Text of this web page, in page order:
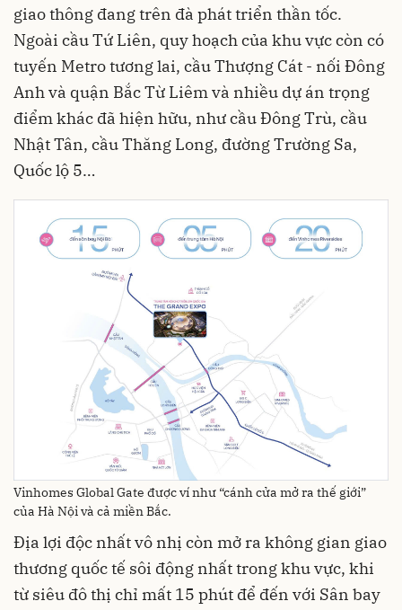
giao thông đang trên đà phát triển thần tốc.
Ngoài cầu Tứ Liên, quy hoạch của khu vực còn có
tuyến Metro tương lai, cầu Thượng Cát - nối Đông
Anh và quận Bắc Từ Liêm và nhiều dự án trọng
điểm khác đã hiện hữu, như cầu Đông Trù, cầu
Nhật Tân, cầu Thăng Long, đường Trường Sa,
Quốc lộ 5…
Vinhomes Global Gate được ví như “cánh cửa mở ra thế giới”
của Hà Nội và cả miền Bắc.
Địa lợi độc nhất vô nhị còn mở ra không gian giao
thương quốc tế sôi động nhất trong khu vực, khi
từ siêu đô thị chỉ mất 15 phút để đến với Sân bay